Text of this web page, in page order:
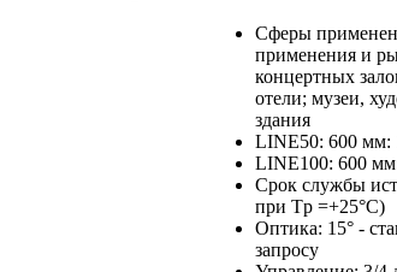
Сферы
применения и
концертных
отели; музеи,
здания
LINE50: 600 мм:
LINE100: 600
Срок службы
при Tр =+25°C)
Оптика: 15° -
запросу